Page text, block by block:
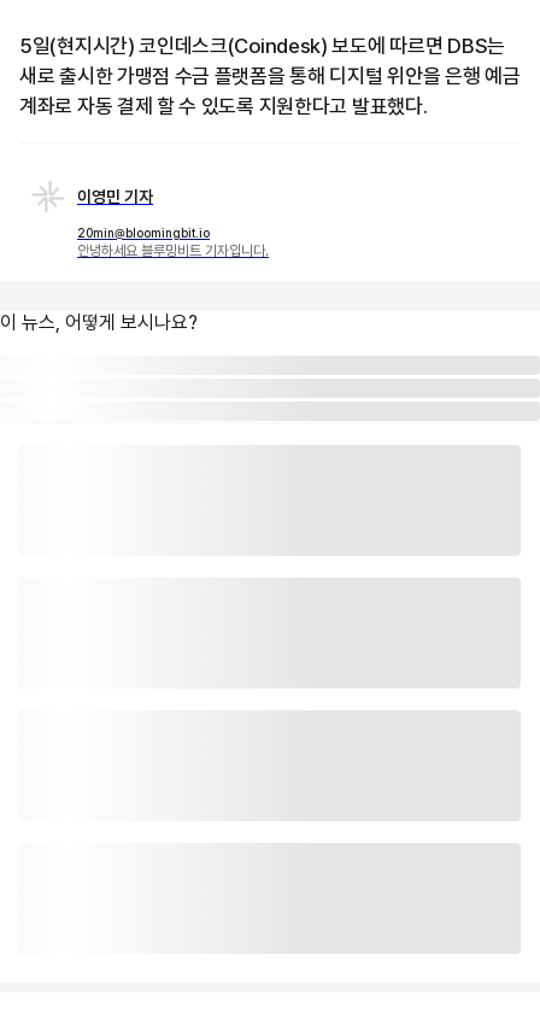
5일(현지시간) 코인데스크(Coindesk) 보도에 따르면 DBS는
새로 출시한 가맹점 수금 플랫폼을 통해 디지털 위안을 은행 예금
계좌로 자동 결제 할 수 있도록 지원한다고 발표했다.
이영민 기자
20min@bloomingbit.io
안녕하세요 블루밍비트 기자입니다.
이 뉴스, 어떻게 보시나요?